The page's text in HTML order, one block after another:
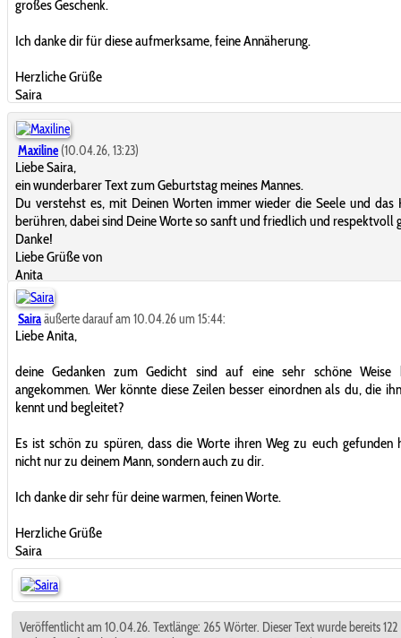
großes Geschenk.
Ich danke dir für diese aufmerksame, feine Annäherung.
Herzliche Grüße
Saira
Maxiline (10.04.26, 13:23)
Liebe Saira,
ein wunderbarer Text zum Geburtstag meines Mannes.
Du verstehst es, mit Deinen Worten immer wieder die Seele und das
berühren, dabei sind Deine Worte so sanft und friedlich und respektvoll
Danke!
Liebe Grüße von
Anita
Sairaäußerte darauf am 10.04.26 um 15:44:
Liebe Anita,
deine Gedanken zum Gedicht sind auf eine sehr schöne Weise
angekommen. Wer könnte diese Zeilen besser einordnen als du, die
kennt und begleitet?
Es ist schön zu spüren, dass die Worte ihren Weg zu euch gefunden
nicht nur zu deinem Mann, sondern auch zu dir.
Ich danke dir sehr für deine warmen, feinen Worte.
Herzliche Grüße
Saira
Veröffentlicht am 10.04.26. Textlänge: 265 Wörter. Dieser Text wurde bereits 122